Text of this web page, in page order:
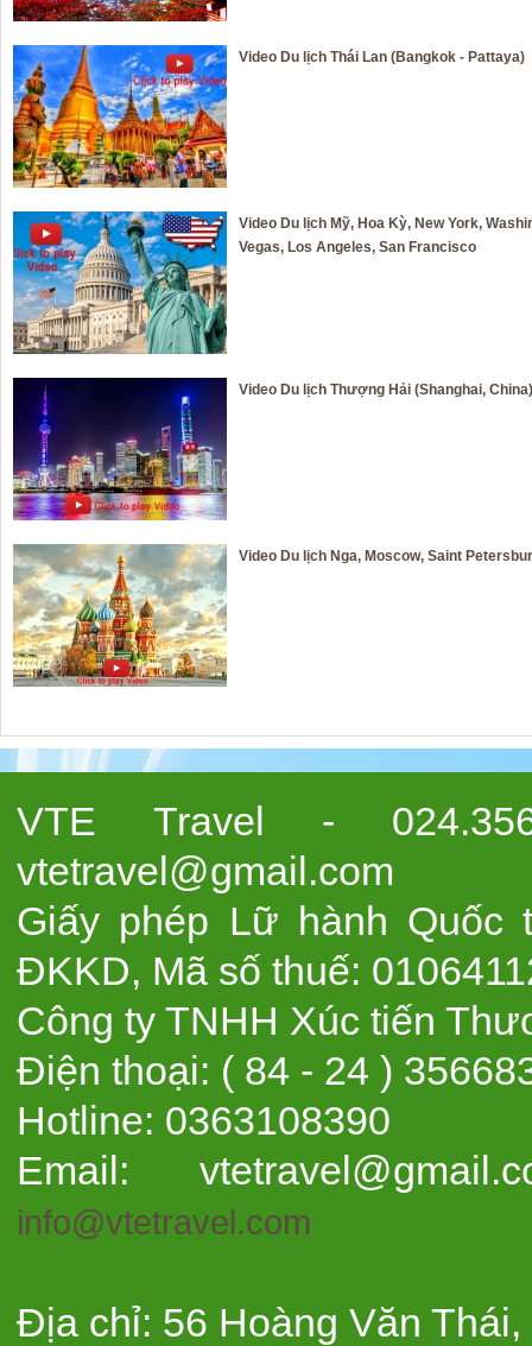
Video Du lịch Thái Lan (Bangkok - Pattaya)
Video Du lịch Mỹ, Hoa Kỳ, New York,
Vegas, Los Angeles, San Francisco
Video Du lịch Thượng Hải (Shanghai, China)
Video Du lịch Nga, Moscow, Saint
VTE Travel -
vtetravel@gmail.com
Giấy phép Lữ hành
ĐKKD, Mã số thuế:
Công ty TNHH Xúc tiến
Điện thoại: ( 84 - 24 )
Hotline: 0363108390
Email:
info@vtetravel.com
Địa chỉ: 56 Hoàng Văn